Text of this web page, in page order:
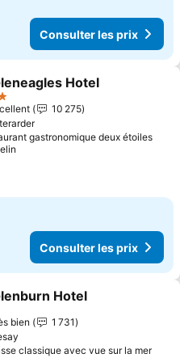
Consulter les prix
à mes favoris
Hotel
10 275
gastronomique deux étoiles
Consulter les prix
à mes favoris
Hotel
bien
1 731
classique avec vue sur la mer